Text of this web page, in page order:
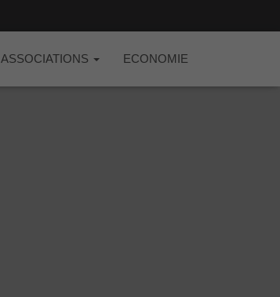
ASSOCIATIONS ECONOMIE